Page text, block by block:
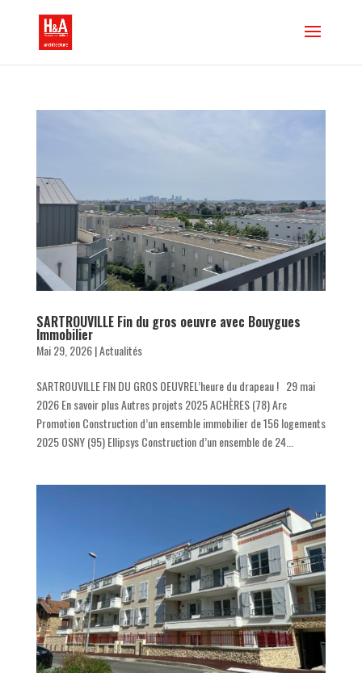
SARTROUVILLE Fin du gros oeuvre avec Bouygues
Immobilier
Mai 29, 2026|Actualités
SARTROUVILLE FIN DU GROS OEUVREL’heure du drapeau ! 29 mai
2026 En savoir plus Autres projets 2025 ACHÈRES (78) Arc
Promotion Construction d’un ensemble immobilier de 156 logements
2025 OSNY (95) Ellipsys Construction d’un ensemble de 24...